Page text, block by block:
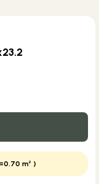
m² )